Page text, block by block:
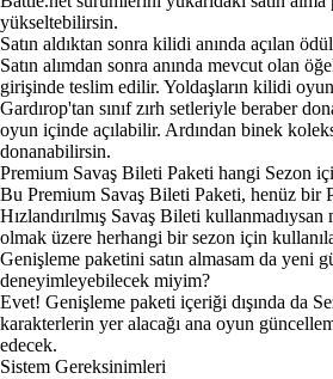
yükseltebilirsin.
Satın aldıktan sonra kilidi anında açılan
Satın alımdan sonra anında mevcut olan
girişinde teslim edilir. Yoldaşların kilidi
Gardırop'tan sınıf zırh setleriyle beraber
oyun içinde açılabilir. Ardından binek
donanabilirsin.
Premium Savaş Bileti Paketi hangi Sezon
Bu Premium Savaş Bileti Paketi, henüz bir
Hızlandırılmış Savaş Bileti
olmak üzere herhangi bir sezon için
Genişleme paketini satın almasam da yeni
deneyimleyebilecek miyim?
Evet! Genişleme paketi içeriği dışında da
karakterlerin yer alacağı ana oyun
edecek.
Sistem Gereksinimleri